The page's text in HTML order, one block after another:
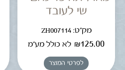
שי לעובד
מק"ט: ZH007114
₪125.00 לא כולל מע"מ
לפרטי המוצר